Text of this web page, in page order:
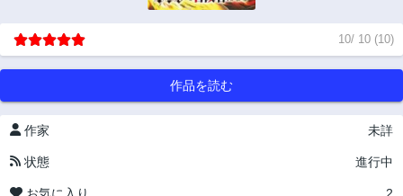
10/ 10 (10)
作品を読む
作家 未詳
状態 進行中